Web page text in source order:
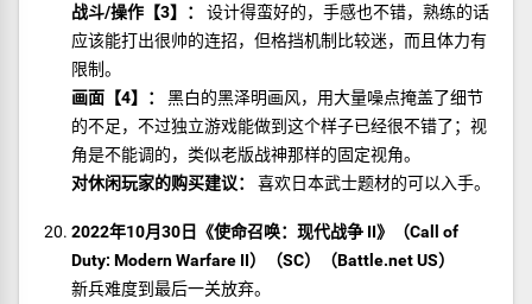
战斗/操作【3】：
设计得蛮好的，手感也不错，熟练的话
应该能打出很帅的连招，但格挡机制比较迷，而且体力有
限制。
画面【4】：
黑白的黑泽明画风，用大量噪点掩盖了细节
的不足，不过独立游戏能做到这个样子已经很不错了；视
角是不能调的，类似老版战神那样的固定视角。
对休闲玩家的购买建议：
喜欢日本武士题材的可以入手。
2022年10月30日《使命召唤：现代战争 II》（Call of
Duty: Modern Warfare II）（SC）（Battle.net US）
新兵难度到最后一关放弃。